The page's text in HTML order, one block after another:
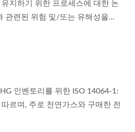
지하기 위한 프로세스에 대한 논
관련된 위험 및/또는 유해성을...
인벤토리를 위한 ISO 14064-1:
르며, 주로 천연가스와 구매한 전